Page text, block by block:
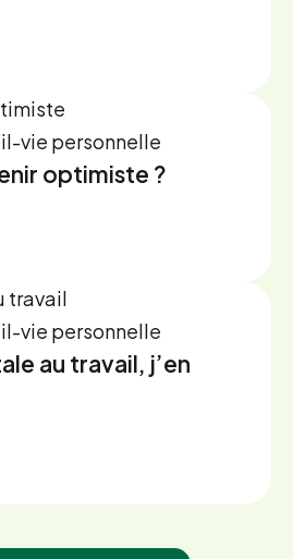
vie personnelle
optimiste ?
vie personnelle
au travail, j’en